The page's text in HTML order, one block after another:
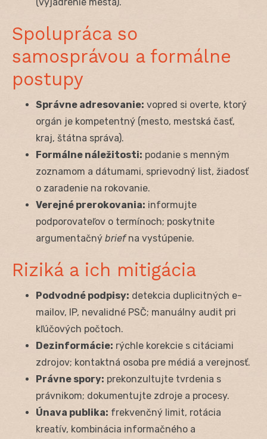
Spolupráca so
samosprávou a formálne
postupy
Správne adresovanie: vopred si overte, ktorý
orgán je kompetentný (mesto, mestská časť,
kraj, štátna správa).
Formálne náležitosti: podanie s menným
zoznamom a dátumami, sprievodný list, žiadosť
o zaradenie na rokovanie.
Verejné prerokovania: informujte
podporovateľov o termínoch; poskytnite
argumentačný briefna vystúpenie.
Riziká a ich mitigácia
Podvodné podpisy: detekcia duplicitných e-
mailov, IP, nevalidné PSČ; manuálny audit pri
kľúčových počtoch.
Dezinformácie: rýchle korekcie s citáciami
zdrojov; kontaktná osoba pre médiá a verejnosť.
Právne spory: prekonzultujte tvrdenia s
právnikom; dokumentujte zdroje a procesy.
Únava publika: frekvenčný limit, rotácia
kreatív, kombinácia informačného a